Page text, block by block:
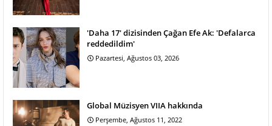
'Daha 17' dizisinden Çağan Efe Ak: 'Defalarca
reddedildim'
Pazartesi, Ağustos 03, 2026
Global Müzisyen VIIA hakkında
Perşembe, Ağustos 11, 2022